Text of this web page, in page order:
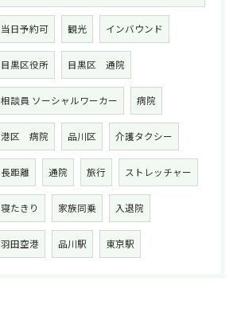
当日予約可 観光 インバウンド
目黒区役所 目黒区 通院
相談員 ソーシャルワーカー 病院
港区 病院 品川区 介護タクシー
長距離 通院 旅行 ストレッチャー
寝たきり 家族同乗 入退院
羽田空港 品川駅 東京駅